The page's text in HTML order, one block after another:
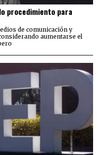
procedimiento para
de comunicación y
aumentarse el